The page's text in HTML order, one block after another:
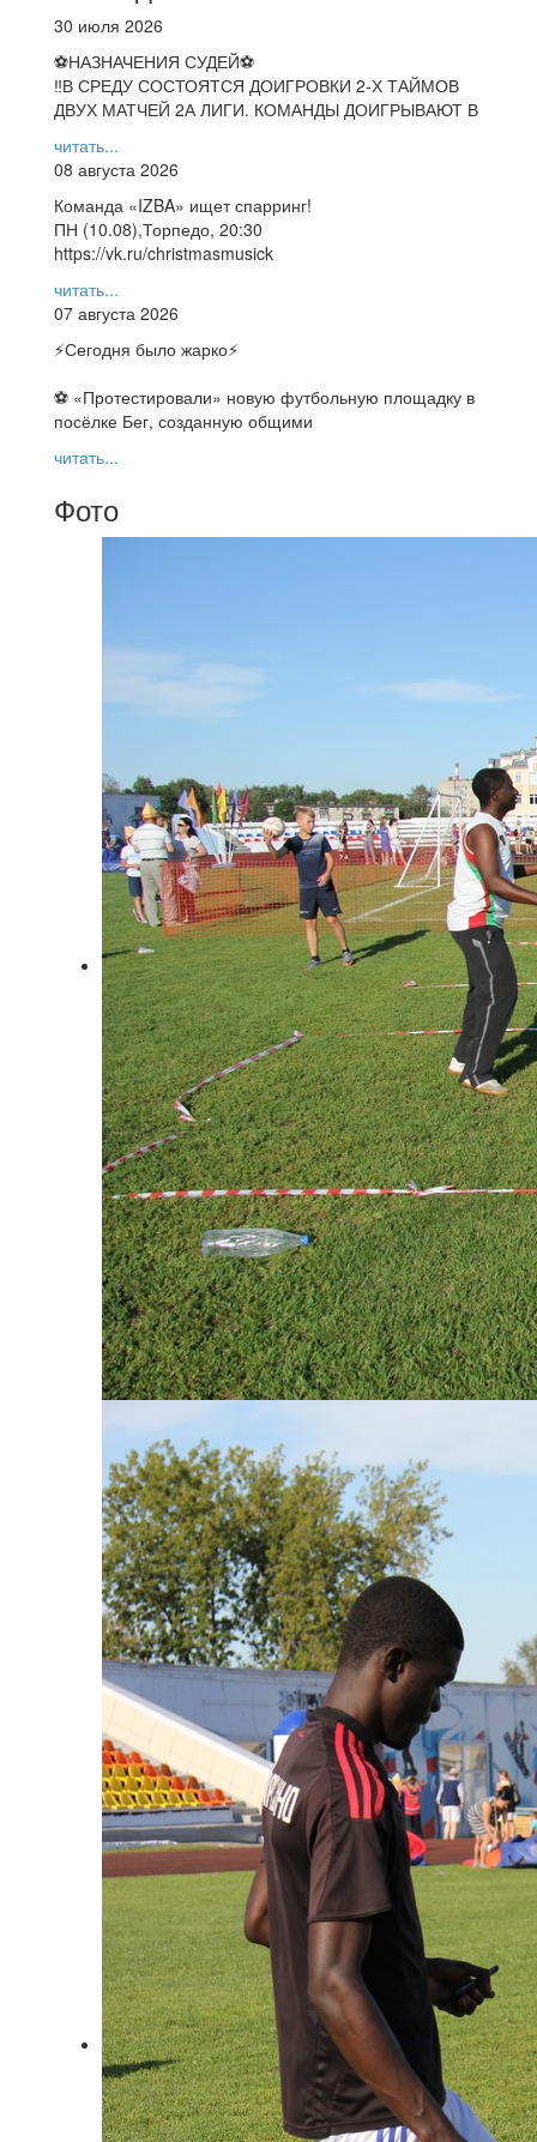
30 июля 2026
⚽НАЗНАЧЕНИЯ СУДЕЙ⚽
‼В СРЕДУ СОСТОЯТСЯ ДОИГРОВКИ 2-Х ТАЙМОВ
ДВУХ МАТЧЕЙ 2А ЛИГИ. КОМАНДЫ ДОИГРЫВАЮТ В
читать...
08 августа 2026
Команда «IZBA» ищет спарринг!
ПН (10.08),Торпедо, 20:30
https://vk.ru/christmasmusick
читать...
07 августа 2026
⚡️Сегодня было жарко⚡️
⚽ ️«Протестировали» новую футбольную площадку в
посёлке Бег, созданную общими
читать...
Фото